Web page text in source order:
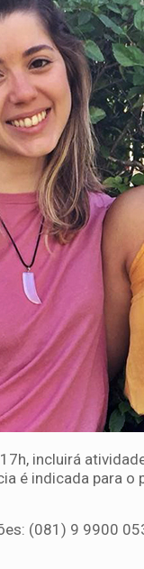
incluirá
é indicada para
(081) 9 9900